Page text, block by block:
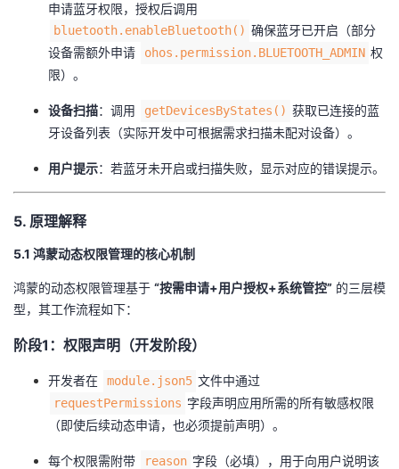
申请蓝牙权限，授权后调用
bluetooth.enableBluetooth() 确保蓝牙已开启（部分
设备需额外申请
ohos.permission.BLUETOOTH_ADMIN 权
限）。
​设备扫描​​：调用 getDevicesByStates() 获取已连接的蓝
牙设备列表（实际开发中可根据需求扫描未配对设备）。
​用户提示​​：若蓝牙未开启或扫描失败，显示对应的错误提示。
​5. 原理解释​
​5.1 鸿蒙动态权限管理的核心机制​
鸿蒙的动态权限管理基于 ​ ​“按需申请+用户授权+系统管控”​ ​ 的三层模
型，其工作流程如下：
​阶段1：权限声明（开发阶段）​
开发者在 module.json5 文件中通过
requestPermissions 字段声明应用所需的所有敏感权限
（即使后续动态申请，也必须提前声明）。
每个权限需附带 reason 字段（必填），用于向用户说明该